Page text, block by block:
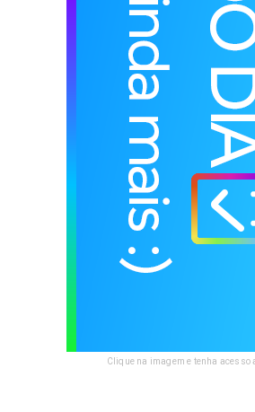
Clique na imagem e tenha acesso